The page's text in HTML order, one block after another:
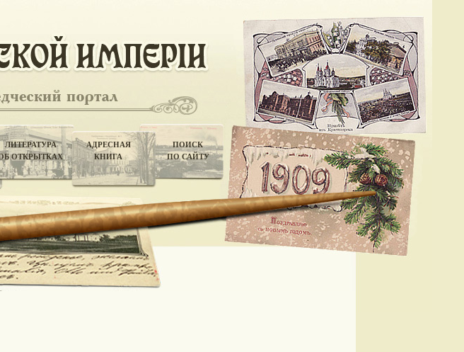
ЛИТЕРАТУРА
ОТКРЫТКАХ
АДРЕСНАЯ
КНИГА
ПОИСК
ПО САЙТУ